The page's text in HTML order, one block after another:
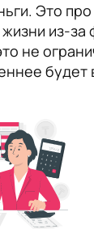
Это
из-
не
будет